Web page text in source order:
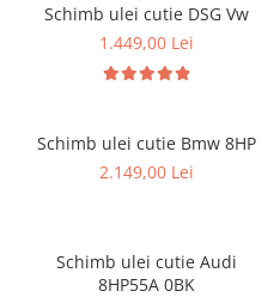
Schimb ulei cutie DSG Vw
1.449,00 Lei
Schimb ulei cutie Bmw 8HP
2.149,00 Lei
Schimb ulei cutie Audi
8HP55A 0BK